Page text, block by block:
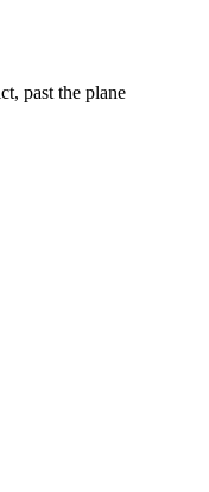
past the plane